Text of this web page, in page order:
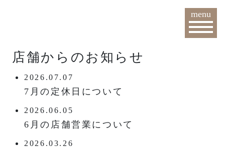
menu
店舗からのお知らせ
2026.07.07
7月の定休日について
2026.06.05
6月の店舗営業について
2026.03.26